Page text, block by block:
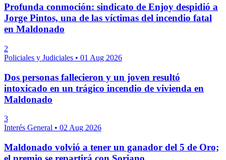
Profunda conmoción: sindicato de Enjoy despidió a
Jorge Pintos, una de las víctimas del incendio fatal
en Maldonado
2
Policiales y Judiciales • 01 Aug 2026
Dos personas fallecieron y un joven resultó
intoxicado en un trágico incendio de vivienda en
Maldonado
3
Interés General • 02 Aug 2026
Maldonado volvió a tener un ganador del 5 de Oro;